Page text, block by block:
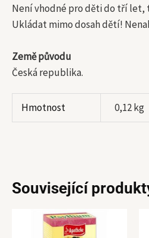
Není vhodné pro děti do tří let,
Ukládat mimo dosah dětí!
Země původu
Česká republika.
Hmotnost 0,12 kg
Související